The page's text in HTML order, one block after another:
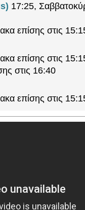
17:25,
επίσης στις
επίσης στις
στις 16:40
επίσης στις